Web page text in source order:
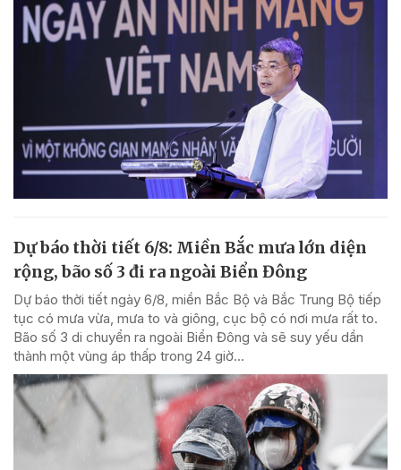
Dự báo thời tiết 6/8: Miền Bắc mưa lớn diện
rộng, bão số 3 đi ra ngoài Biển Đông
Dự báo thời tiết ngày 6/8, miền Bắc Bộ và Bắc Trung Bộ tiếp
tục có mưa vừa, mưa to và giông, cục bộ có nơi mưa rất to.
Bão số 3 di chuyển ra ngoài Biển Đông và sẽ suy yếu dần
thành một vùng áp thấp trong 24 giờ...